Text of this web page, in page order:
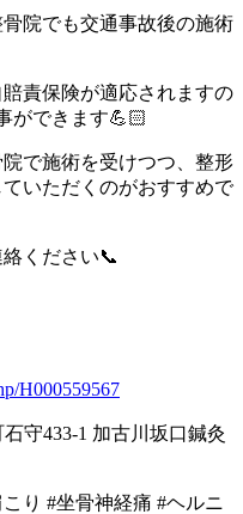
院でも交通事故後の施術
責保険が適応されますの
ができます💪🏻
で施術を受けつつ、整形
いただくのがおすすめで
ください📞
H000559567
守433‐1 加古川坂口鍼灸
り #坐骨神経痛 #ヘルニ